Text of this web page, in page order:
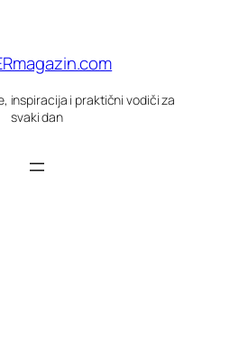
inspiracija i praktični vodiči za
svaki dan